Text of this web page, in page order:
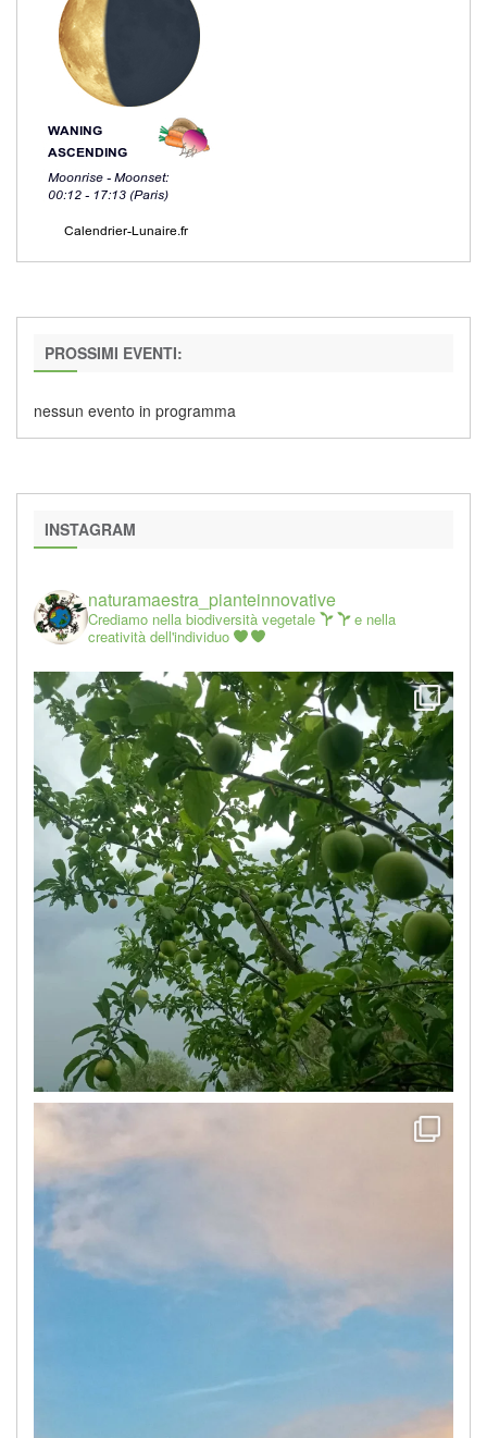
PROSSIMI EVENTI:
nessun evento in programma
INSTAGRAM
naturamaestra_pianteinnovative
Crediamo nella biodiversità vegetale
e nella
creatività dell'individuo